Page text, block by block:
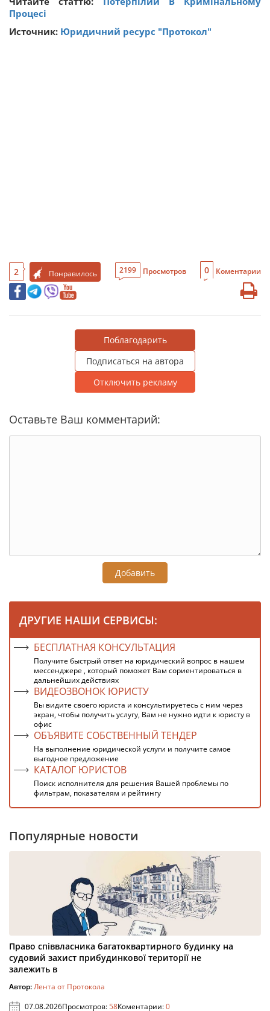
Процесі
Источник: Юридичний ресурс "Протокол"
2 Понравилось 2199 Просмотров 0 Коментарии
Поблагодарить
Подписаться на автора
Отключить рекламу
Оставьте Ваш комментарий:
Добавить
ДРУГИЕ НАШИ СЕРВИСЫ:
БЕСПЛАТНАЯ КОНСУЛЬТАЦИЯ
Получите быстрый ответ на юридический вопрос в нашем
мессенджере , который поможет Вам сориентироваться в
дальнейших действиях
ВИДЕОЗВОНОК ЮРИСТУ
Вы видите своего юриста и консультируетесь с ним через
экран, чтобы получить услугу, Вам не нужно идти к юристу в
офис
ОБЪЯВИТЕ СОБСТВЕННЫЙ ТЕНДЕР
На выполнение юридической услуги и получите самое
выгодное предложение
КАТАЛОГ ЮРИСТОВ
Поиск исполнителя для решения Вашей проблемы по
фильтрам, показателям и рейтингу
Популярные новости
Право співвласника багатоквартирного будинку на
судовий захист прибудинкової території не
залежить в
Автор:Лента от Протокола
07.08.2026Просмотров:58Коментарии:0